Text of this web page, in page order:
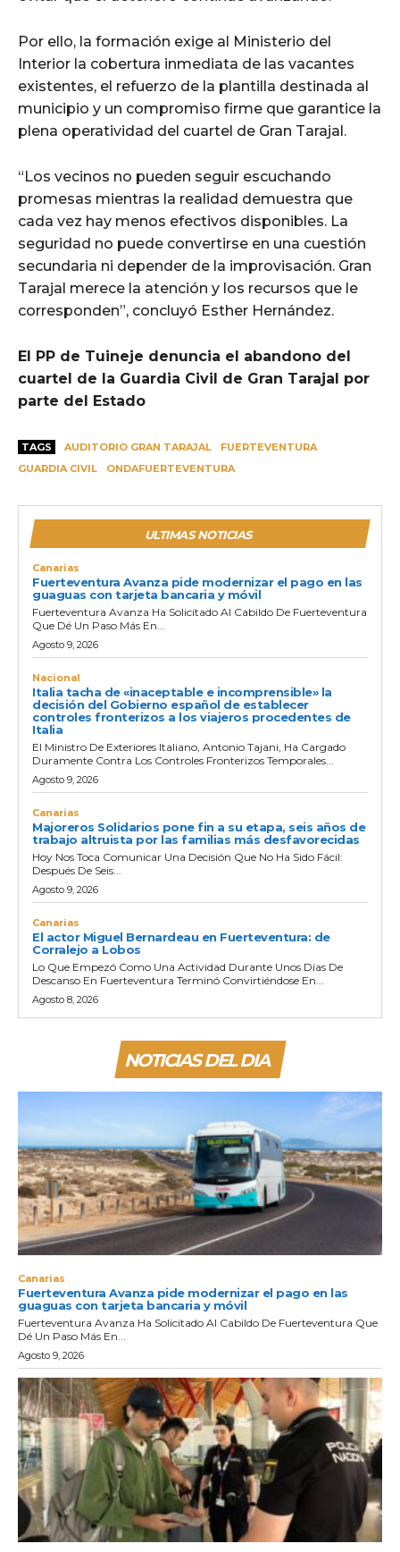
Por ello, la formación exige al Ministerio del
Interior la cobertura inmediata de las vacantes
existentes, el refuerzo de la plantilla destinada al
municipio y un compromiso firme que garantice la
plena operatividad del cuartel de Gran Tarajal.
“Los vecinos no pueden seguir escuchando
promesas mientras la realidad demuestra que
cada vez hay menos efectivos disponibles. La
seguridad no puede convertirse en una cuestión
secundaria ni depender de la improvisación. Gran
Tarajal merece la atención y los recursos que le
corresponden”, concluyó Esther Hernández.
El PP de Tuineje denuncia el abandono del
cuartel de la Guardia Civil de Gran Tarajal por
parte del Estado
TAGS AUDITORIO GRAN TARAJAL
FUERTEVENTURA
GUARDIA CIVIL
ONDAFUERTEVENTURA
ULTIMAS NOTICIAS
Canarias
Fuerteventura Avanza pide modernizar el pago en las
guaguas con tarjeta bancaria y móvil
Fuerteventura Avanza Ha Solicitado Al Cabildo De Fuerteventura
Que Dé Un Paso Más En...
Agosto 9, 2026
Nacional
Italia tacha de «inaceptable e incomprensible» la
decisión del Gobierno español de establecer
controles fronterizos a los viajeros procedentes de
Italia
El Ministro De Exteriores Italiano, Antonio Tajani, Ha Cargado
Duramente Contra Los Controles Fronterizos Temporales...
Agosto 9, 2026
Canarias
Majoreros Solidarios pone fin a su etapa, seis años de
trabajo altruista por las familias más desfavorecidas
Hoy Nos Toca Comunicar Una Decisión Que No Ha Sido Fácil:
Después De Seis...
Agosto 9, 2026
Canarias
El actor Miguel Bernardeau en Fuerteventura: de
Corralejo a Lobos
Lo Que Empezó Como Una Actividad Durante Unos Días De
Descanso En Fuerteventura Terminó Convirtiéndose En...
Agosto 8, 2026
NOTICIAS DEL DIA
Canarias
Fuerteventura Avanza pide modernizar el pago en las
guaguas con tarjeta bancaria y móvil
Fuerteventura Avanza Ha Solicitado Al Cabildo De Fuerteventura Que
Dé Un Paso Más En...
Agosto 9, 2026